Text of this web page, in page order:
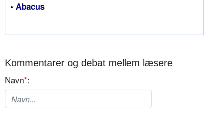
• Abacus
Kommentarer og debat mellem læsere
Navn*: